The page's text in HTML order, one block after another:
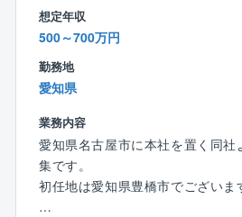
・同社のすぐ裏には、無料で入居
完備しています。20代が中心に利
入寮している社員同士で仕事の帰
ど、みんなで楽しく、まるで学校
気で生活しています。
想定年収
500～700万円
勤務地
愛知県
業務内容
愛知県名古屋市に本社を置く同社
集です。
初任地は愛知県豊橋市でございま